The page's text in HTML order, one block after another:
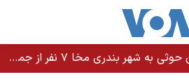
ارتش یمن: حمله شورشیان حوثی به شهر بندری مخا ۷ نفر از جمله غیرنظامیان را کشت